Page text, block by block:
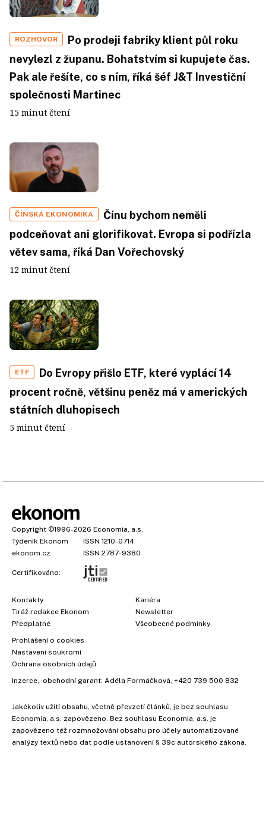
ROZHOVOR
Po prodeji fabriky klient půl roku
nevylezl z županu. Bohatstvím si kupujete čas.
Pak ale řešíte, co s ním, říká šéf J&T Investiční
společnosti Martinec
15 minut čtení
ČÍNSKÁ EKONOMIKA
Čínu bychom neměli
podceňovat ani glorifikovat. Evropa si podřízla
větev sama, říká Dan Vořechovský
12 minut čtení
ETF
Do Evropy přišlo ETF, které vyplácí 14
procent ročně, většinu peněz má v amerických
státních dluhopisech
5 minut čtení
Copyright ©1996-2026 Economia, a.s.
Týdeník Ekonom
ISSN 1210-0714
ekonom.cz
ISSN 2787-9380
Certifikováno:
Kontakty
Tiráž redakce Ekonom
Předplatné
Kariéra
Newsletter
Všeobecné podmínky
Prohlášení o cookies
Nastavení soukromí
Ochrana osobních údajů
Inzerce , obchodní garant: Adéla Formáčková +420 739 500 832
Jakékoliv užití obsahu, včetně převzetí článků, je bez souhlasu
Economia, a.s. zapovězeno. Bez souhlasu Economia, a.s. je
zapovězeno též rozmnožování obsahu pro účely automatizované
analýzy textů nebo dat podle ustanovení § 39c autorského zákona.